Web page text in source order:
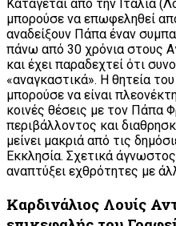
Κατάγεται από την Ιταλία
μπορούσε να επωφεληθεί
αναδείξουν Πάπα έναν
πάνω από 30 χρόνια στους
και έχει παραδεχτεί ότι
«αναγκαστικά». Η θητεία
μπορούσε να είναι
κοινές θέσεις με τον Πάπα
περιβάλλοντος και
μείνει μακριά από τις
Εκκλησία. Σχετικά
αναπτύξει εχθρότητες με
Καρδινάλιος Λουίς